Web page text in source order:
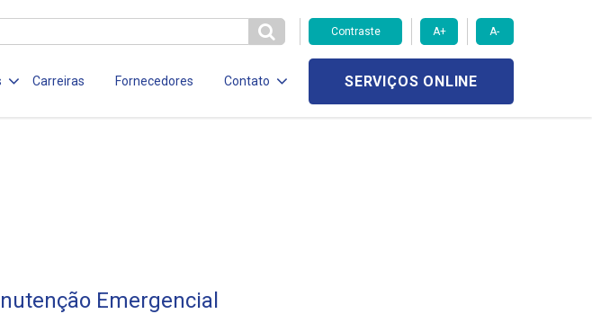
Contraste A+ A-
Carreiras Fornecedores Contato SERVIÇOS ONLINE
Emergencial